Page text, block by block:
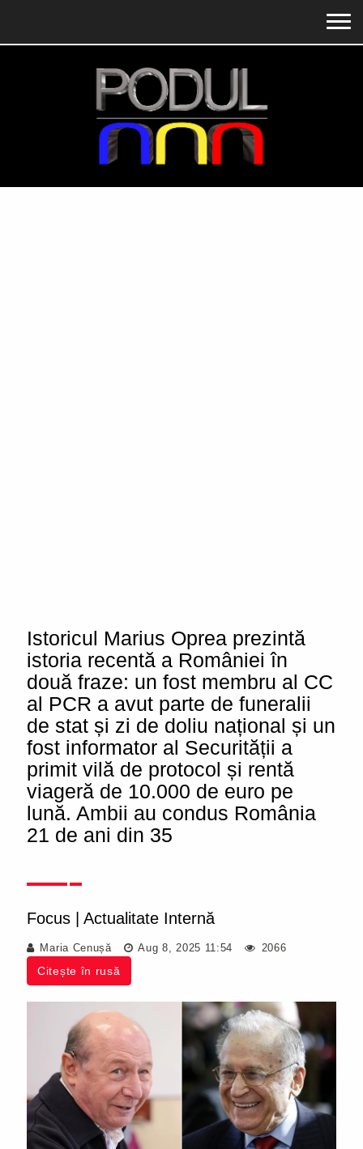
Istoricul Marius Oprea prezintă
istoria recentă a României în
două fraze: un fost membru al CC
al PCR a avut parte de funeralii
de stat și zi de doliu național și un
fost informator al Securității a
primit vilă de protocol și rentă
viageră de 10.000 de euro pe
lună. Ambii au condus România
21 de ani din 35
Focus Actualitate Internă
Maria Cenușă Aug 8, 2025 11:54 2066
Citește în rusă